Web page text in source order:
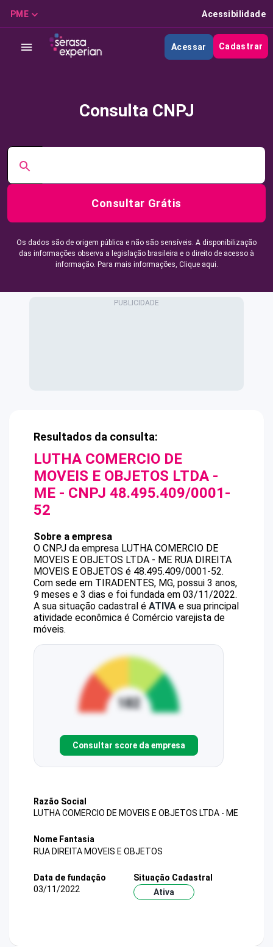
PME Acessibilidade
Acessar Cadastrar
Consulta CNPJ
Consultar Grátis
Os dados são de origem pública e não são sensíveis. A disponibilização
das informações observa a legislação brasileira e o direito de acesso à
informação. Para mais informações, Clique aqui.
Resultados da consulta:
LUTHA COMERCIO DE
MOVEIS E OBJETOS LTDA -
ME - CNPJ 48.495.409/0001-
52
Sobre a empresa
O CNPJ da empresa LUTHA COMERCIO DE
MOVEIS E OBJETOS LTDA - ME RUA DIREITA
MOVEIS E OBJETOS é 48.495.409/0001-52.
Com sede em TIRADENTES, MG, possui 3 anos,
9 meses e 3 dias e foi fundada em 03/11/2022.
A sua situação cadastral é ATIVA e sua principal
atividade econômica é Comércio varejista de
móveis.
Consultar score da empresa
Razão Social
LUTHA COMERCIO DE MOVEIS E OBJETOS LTDA - ME
Nome Fantasia
RUA DIREITA MOVEIS E OBJETOS
Data de fundação
03/11/2022
Situação Cadastral
Ativa